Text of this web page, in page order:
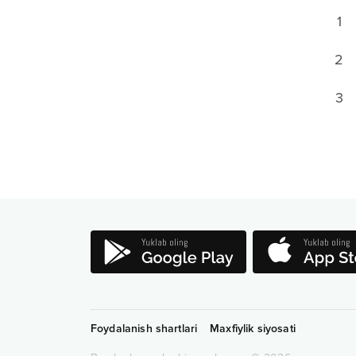
1
2
3
Foydalanish shartlari Maxfiylik siyosati